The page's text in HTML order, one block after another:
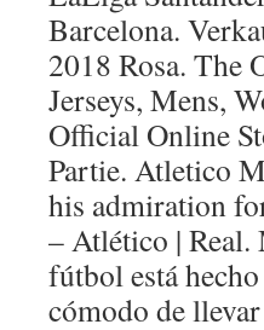
Barcelona.
2018 Rosa. The
Jerseys, Mens,
Official Online
Partie. Atletico
his admiration
– Atlético | Real.
fútbol está
cómodo de